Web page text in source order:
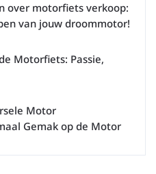
over motorfiets verkoop:
van jouw droommotor!
Motorfiets: Passie,
Motor
Gemak op de Motor